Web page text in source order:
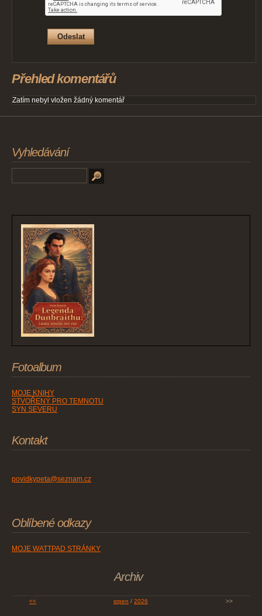
Přehled komentářů
Zatím nebyl vložen žádný komentář
Vyhledávání
Fotoalbum
MOJE KNIHY
STVOŘENÝ PRO TEMNOTU
SYN SEVERU
Kontakt
povidkypeta@seznam.cz
Oblíbené odkazy
MOJE WATTPAD STRÁNKY
Archiv
<< srpen / 2026 >>